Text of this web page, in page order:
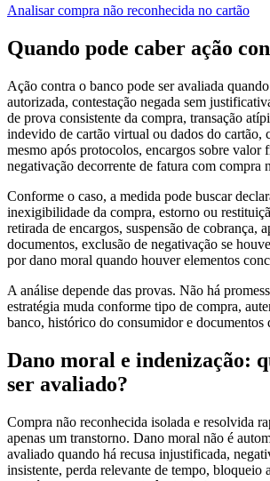
Analisar compra não reconhecida no cartão
Quando pode caber ação
Ação contra o banco pode ser avaliada
autorizada, contestação negada sem
de prova consistente da compra, transação
indevido de cartão virtual ou dados do cartão,
mesmo após protocolos, encargos sobre valor
negativação decorrente de fatura com compra
Conforme o caso, a medida pode buscar
inexigibilidade da compra, estorno ou
retirada de encargos, suspensão de cobrança,
documentos, exclusão de negativação se
por dano moral quando houver elementos
A análise depende das provas. Não há
estratégia muda conforme tipo de compra,
banco, histórico do consumidor e documentos
Dano moral e indenização:
ser avaliado?
Compra não reconhecida isolada e resolvida
apenas um transtorno. Dano moral não é
avaliado quando há recusa injustificada,
insistente, perda relevante de tempo, bloqueio